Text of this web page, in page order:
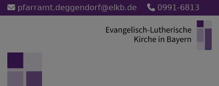
Direkt
zum
pfarramt.deggendorf@elkb.de 0991-6813